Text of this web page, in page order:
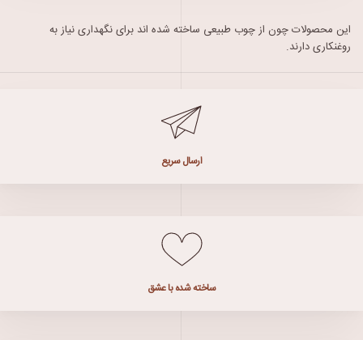
این محصولات چون از چوب طبیعی ساخته شده اند برای نگهداری نیاز به
روغنکاری دارند.
ارسال سریع
ساخته شده با عشق